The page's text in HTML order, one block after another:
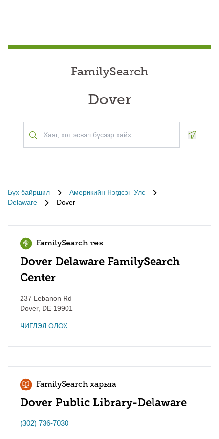
FamilySearch
Dover
Бүх байршил
Америкийн Нэгдсэн Улс
Delaware
Dover
FamilySearch төв
Dover Delaware FamilySearch
Center
237 Lebanon Rd
Dover, DE 19901
ЧИГЛЭЛ ОЛОХ
FamilySearch харьяа
Dover Public Library-Delaware
(302) 736-7030